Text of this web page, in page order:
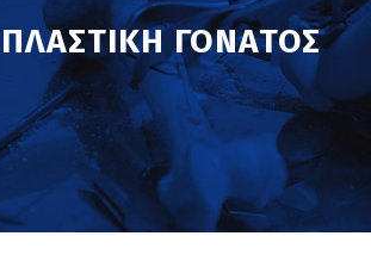
ΓΟΝΑΤΟΣ